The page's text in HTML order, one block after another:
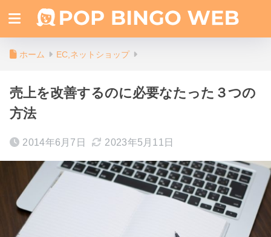
ホーム EC,ネットショップ
売上を改善するのに必要なたった３つの
方法
2014年6月7日 2023年5月11日